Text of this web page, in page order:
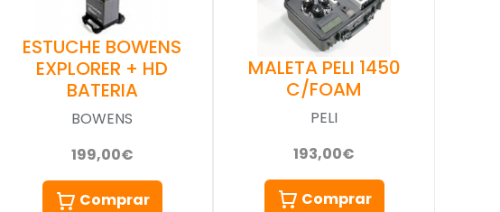
ESTUCHE BOWENS
EXPLORER + HD
BATERIA
BOWENS
199,00€
Comprar
MALETA PELI 1450
C/FOAM
PELI
193,00€
Comprar